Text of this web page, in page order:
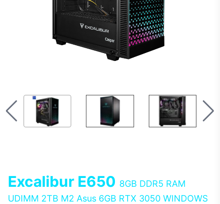
Excalibur E650 8GB DDR5 RAM
UDIMM 2TB M2 Asus 6GB RTX 3050 WINDOWS